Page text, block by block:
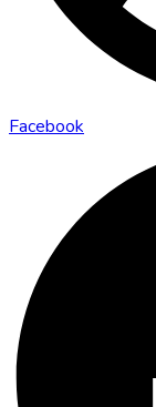
Facebook